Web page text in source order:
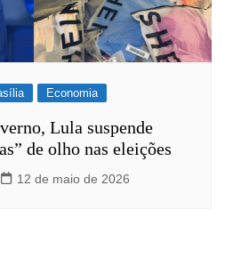
Economia
Lula suspende
de olho nas eleições
12 de maio de 2026